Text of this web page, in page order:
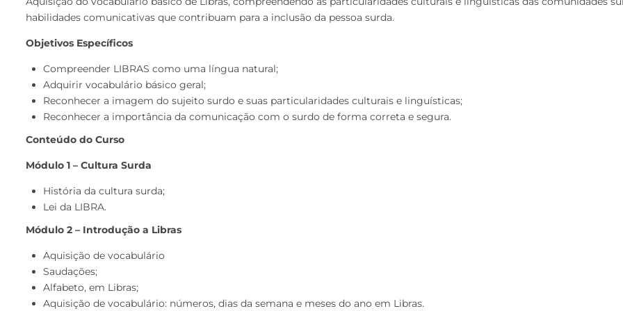
habilidades comunicativas que contribuam para a inclusão da pessoa surda.
Objetivos Específicos
Compreender LIBRAS como uma língua natural;
Adquirir vocabulário básico geral;
Reconhecer a imagem do sujeito surdo e suas particularidades culturais e linguísticas;
Reconhecer a importância da comunicação com o surdo de forma correta e segura.
Conteúdo do Curso
Módulo 1 – Cultura Surda
História da cultura surda;
Lei da LIBRA.
Módulo 2 – Introdução a Libras
Aquisição de vocabulário
Saudações;
Alfabeto, em Libras;
Aquisição de vocabulário: números, dias da semana e meses do ano em Libras.